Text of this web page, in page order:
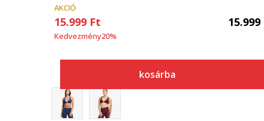
AKCIÓ
15.999 Ft
Kedvezmény20%
kosárba
15.999